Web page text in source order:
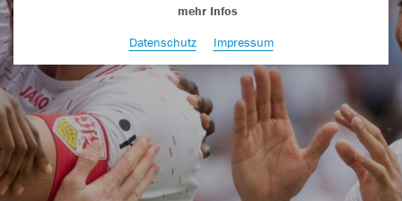
mehr Infos
Datenschutz
Impressum